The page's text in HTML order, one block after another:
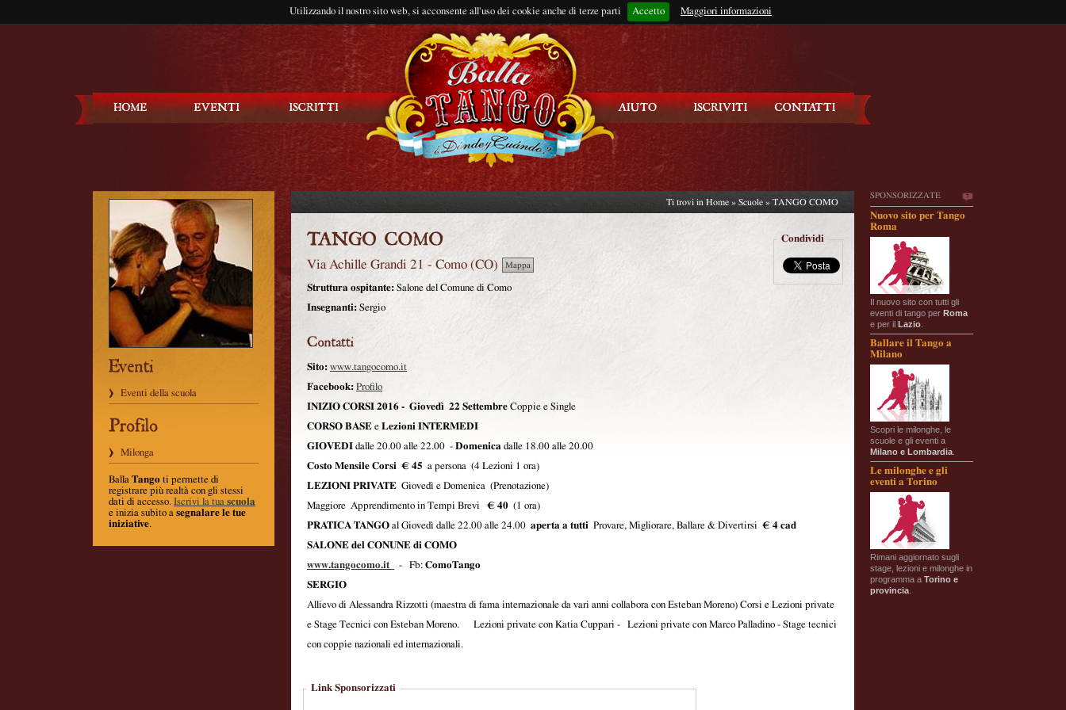
Utilizzando il nostro sito web, si acconsente all'uso dei cookie anche di terze parti Accetto Maggiori informazioni
Rimani connesso?
SPONSORIZZATE
Nuovo sito per Tango
Roma
Il nuovo sito con tutti gli
eventi di tango per Roma
e per il Lazio
Ballare il Tango a
Milano
Scopri le milonghe, le
scuole e gli eventi a
Milano e Lombardia
Le milonghe e gli
eventi a Torino
Rimani aggiornato sugli
stage, lezioni e milonghe in
programma a Torino e
provincia
Eventi della scuola
Milonga
Balla Tango ti permette di
registrare più realtà con gli stessi
dati di accesso. Iscrivi la tua scuola
e inizia subito a segnalare le tue
iniziative.
Ti trovi in Home » Scuole » TANGO COMO
Via Achille Grandi 21 -Como (CO) Mappa
Condividi
Struttura ospitante: Salone del Comune di Como
Insegnanti: Sergio
Sito: www.tangocomo.it
Facebook: Profilo
INIZIO CORSI 2016 - Giovedì 22 Settembre Coppie e Single
CORSO BASE e Lezioni INTERMEDI
GIOVEDI dalle 20.00 alle 22.00 - Domenica dalle 18.00 alle 20.00
Costo Mensile Corsi € 45 a persona (4 Lezioni 1 ora)
LEZIONI PRIVATE Giovedì e Domenica (Prenotazione)
Maggiore Apprendimento in Tempi Brevi € 40 (1 ora)
PRATICA TANGO al Giovedì dalle 22.00 alle 24.00 aperta a tutti Provare, Migliorare, Ballare & Divertirsi € 4 cad
SALONE del CONUNE di COMO
www.tangocomo.it
- Fb: ComoTango
SERGIO
Allievo di Alessandra Rizzotti (maestra di fama internazionale da vari anni collabora con Esteban Moreno) Corsi e Lezioni private
e Stage Tecnici con Esteban Moreno. Lezioni private con Katia Cuppari - Lezioni private con Marco Palladino - Stage tecnici
con coppie nazionali ed internazionali.
Link Sponsorizzati